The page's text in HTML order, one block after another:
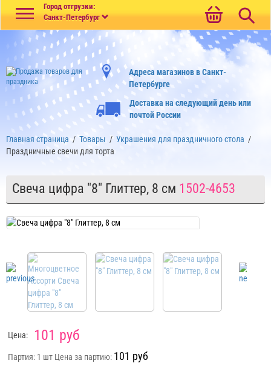
Город отгрузки:
Санкт-Петербург
Адреса магазинов в Санкт-
Петербурге
Доставка на следующий день или
почтой России
Главная страница / Товары / Украшения для праздничного стола /
Праздничные свечи для торта
Свеча цифра "8" Глиттер, 8 см 1502-4653
Цена: 101 руб
Партия: 1 шт Цена за партию: 101 руб